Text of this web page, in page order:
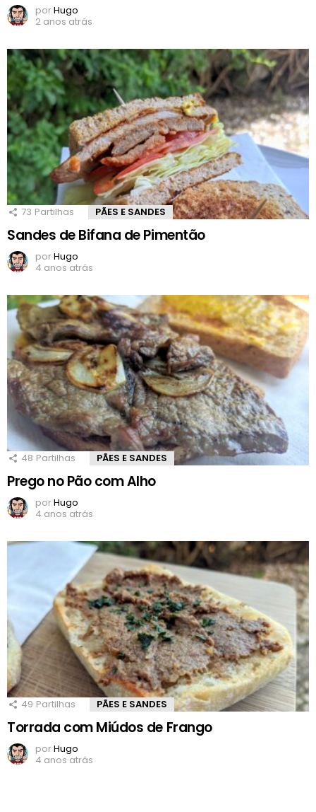
porHugo
2 anos atrás
73 Partilhas PÃES E SANDES
Sandes de Bifana de Pimentão
porHugo
4 anos atrás
48 Partilhas PÃES E SANDES
Prego no Pão com Alho
porHugo
4 anos atrás
49 Partilhas PÃES E SANDES
Torrada com Miúdos de Frango
porHugo
4 anos atrás